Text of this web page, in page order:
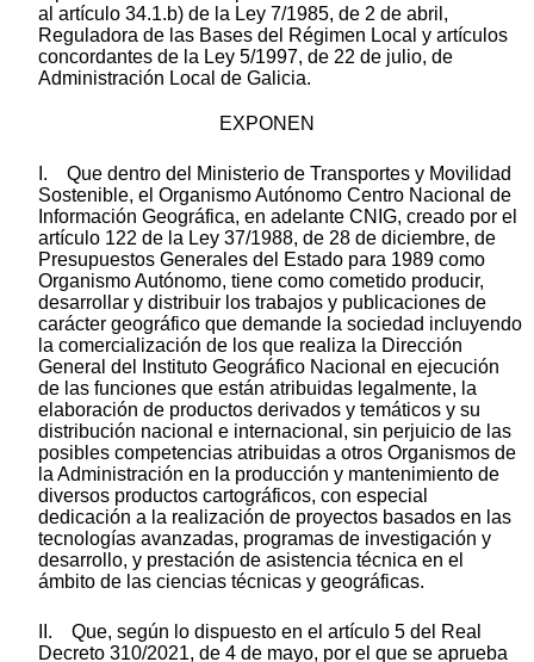
al artículo 34.1.b) de la Ley 7/1985, de 2 de abril,
Reguladora de las Bases del Régimen Local y artículos
concordantes de la Ley 5/1997, de 22 de julio, de
Administración Local de Galicia.
EXPONEN
I. Que dentro del Ministerio de Transportes y Movilidad
Sostenible, el Organismo Autónomo Centro Nacional de
Información Geográfica, en adelante CNIG, creado por el
artículo 122 de la Ley 37/1988, de 28 de diciembre, de
Presupuestos Generales del Estado para 1989 como
Organismo Autónomo, tiene como cometido producir,
desarrollar y distribuir los trabajos y publicaciones de
carácter geográfico que demande la sociedad incluyendo
la comercialización de los que realiza la Dirección
General del Instituto Geográfico Nacional en ejecución
de las funciones que están atribuidas legalmente, la
elaboración de productos derivados y temáticos y su
distribución nacional e internacional, sin perjuicio de las
posibles competencias atribuidas a otros Organismos de
la Administración en la producción y mantenimiento de
diversos productos cartográficos, con especial
dedicación a la realización de proyectos basados en las
tecnologías avanzadas, programas de investigación y
desarrollo, y prestación de asistencia técnica en el
ámbito de las ciencias técnicas y geográficas.
II. Que, según lo dispuesto en el artículo 5 del Real
Decreto 310/2021, de 4 de mayo, por el que se aprueba